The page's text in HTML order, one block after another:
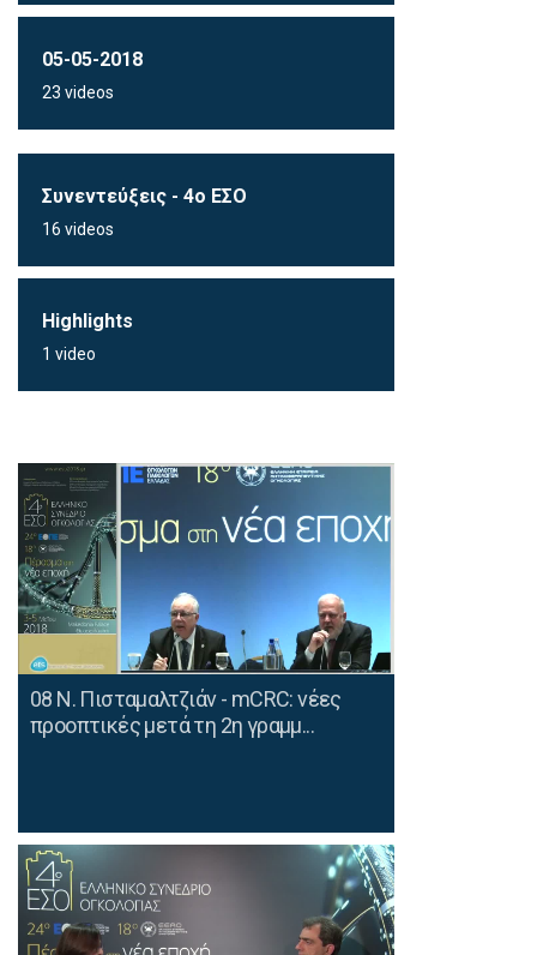
05-05-2018
23 videos
Συνεντεύξεις - 4ο ΕΣΟ
16 videos
Highlights
1 video
08 Ν. Πισταμαλτζιάν - mCRC: νέες
προοπτικές μετά τη 2η γραμμ...